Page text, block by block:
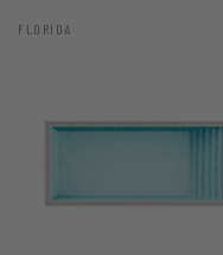
FLORIDA